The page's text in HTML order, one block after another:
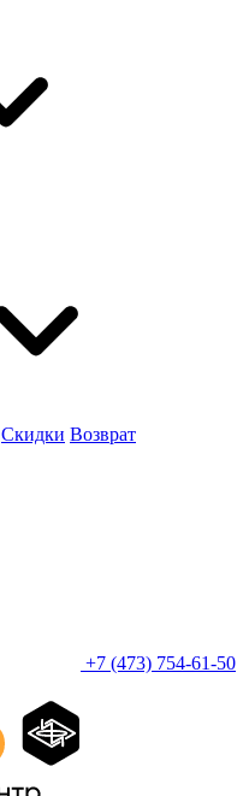
Скидки Возврат
+7 (473) 754-61-50